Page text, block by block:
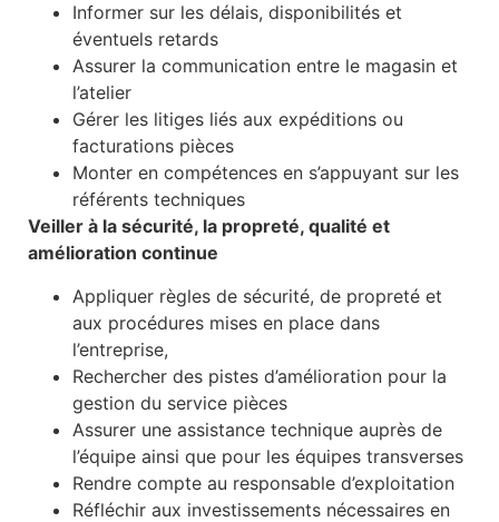
Informer sur les délais, disponibilités et
éventuels retards
Assurer la communication entre le magasin et
l’atelier
Gérer les litiges liés aux expéditions ou
facturations pièces
Monter en compétences en s’appuyant sur les
référents techniques
Veiller à la sécurité, la propreté, qualité et
amélioration continue
Appliquer règles de sécurité, de propreté et
aux procédures mises en place dans
l’entreprise,
Rechercher des pistes d’amélioration pour la
gestion du service pièces
Assurer une assistance technique auprès de
l’équipe ainsi que pour les équipes transverses
Rendre compte au responsable d’exploitation
Réfléchir aux investissements nécessaires en